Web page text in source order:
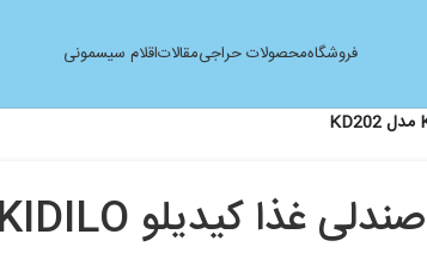
فروشگاهمحصولات حراجیمقالاتاقلام سیسمونی
صندلی غذا کیدیلو KIDILO مدل KD202